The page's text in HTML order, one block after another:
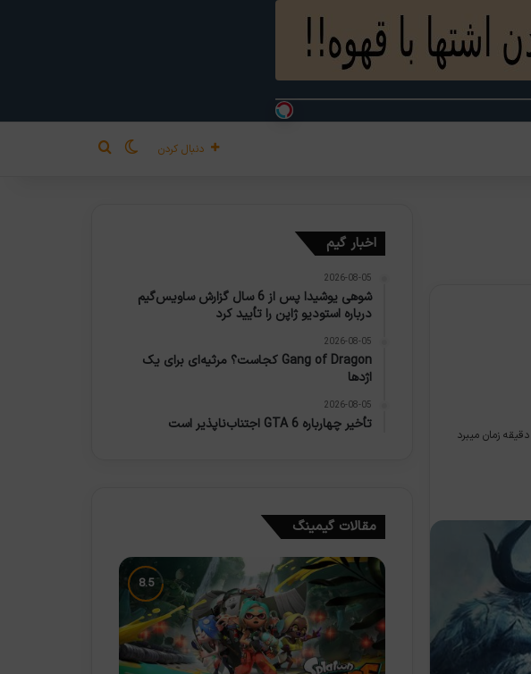
دنبال کردن تغییر پوسته
جستجو برای
اخبار گیم
2026-08-05
شوهی یوشیدا پس از 6 سال گزارش ساویس‌گیم
درباره استودیو ژاپن را تأیید کرد
2026-08-05
Gang of Dragon کجاست؟ مرثیه‌ای برای یک
اژدها
2026-08-05
تأخیر چهارباره GTA 6 اجتناب‌ناپذیر است
مقالات گیمینگ